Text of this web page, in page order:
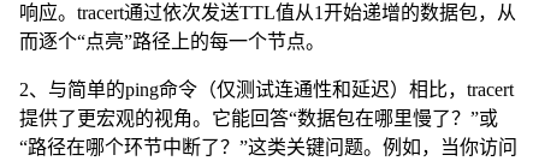
响应。tracert通过依次发送TTL值从1开始递增的数据包，从
而逐个“点亮”路径上的每一个节点。
2、与简单的ping命令（仅测试连通性和延迟）相比，tracert
提供了更宏观的视角。它能回答“数据包在哪里慢了？”或
“路径在哪个环节中断了？”这类关键问题。例如，当你访问